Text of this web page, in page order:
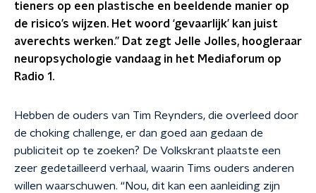
tieners op een plastische en beeldende manier op
de risico’s wijzen. Het woord ‘gevaarlijk’ kan juist
averechts werken.” Dat zegt Jelle Jolles, hoogleraar
neuropsychologie vandaag in het Mediaforum op
Radio 1.
Hebben de ouders van Tim Reynders, die overleed door
de choking challenge, er dan goed aan gedaan de
publiciteit op te zoeken? De Volkskrant plaatste een
zeer gedetailleerd verhaal, waarin Tims ouders anderen
willen waarschuwen. “Nou, dit kan een aanleiding zijn